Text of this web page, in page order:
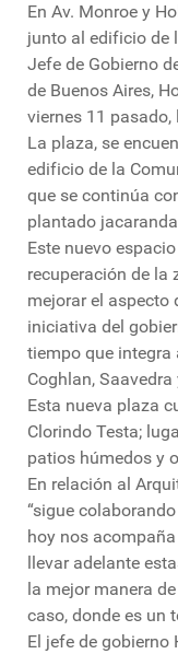
En Av. Monroe y
junto al edificio de
Jefe de Gobierno
de Buenos Aires,
viernes 11 pasado,
La plaza, se
edificio de la
que se continúa
plantado
Este nuevo
recuperación de la
mejorar el aspecto
iniciativa del
tiempo que integra
Coghlan,
Esta nueva plaza
Clorindo Testa;
patios húmedos y
En relación al
“sigue
hoy nos
llevar adelante
la mejor manera
caso, donde es un
El jefe de gobierno